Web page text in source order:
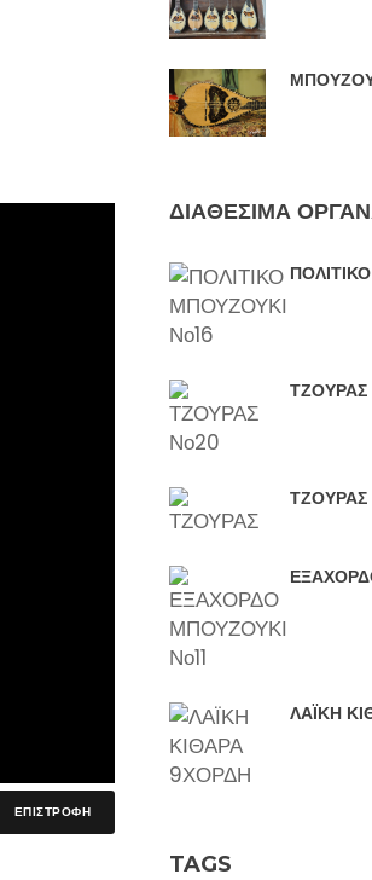
ΕΠΙΣΤΡΟΦΗ
ΔΙΑΘΕΣΙΜΑ
ΤΖΟΥΡΑΣ
ΛΑΪΚΗ
TAGS